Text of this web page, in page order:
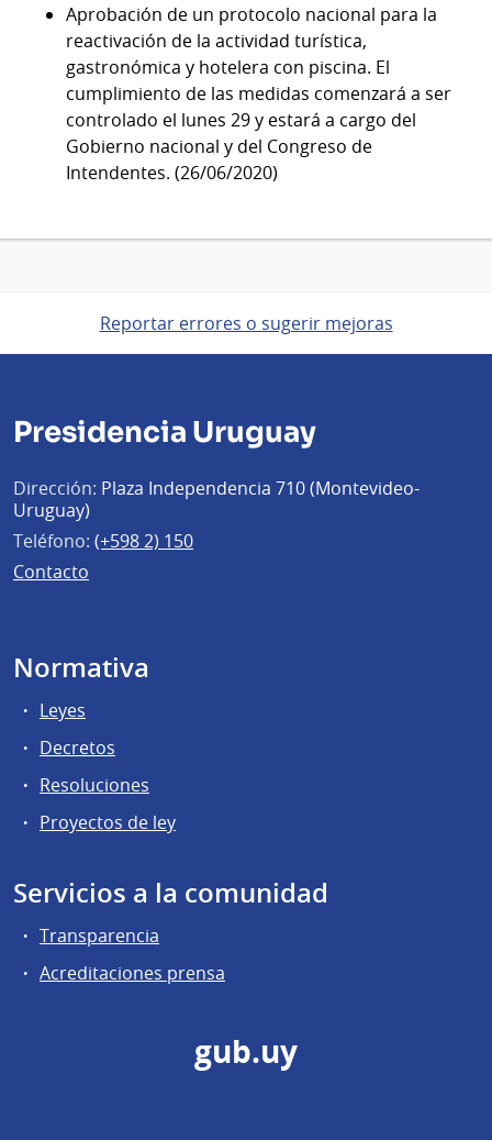
Aprobación de un protocolo nacional para la
reactivación de la actividad turística,
gastronómica y hotelera con piscina. El
cumplimiento de las medidas comenzará a ser
controlado el lunes 29 y estará a cargo del
Gobierno nacional y del Congreso de
Intendentes. (26/06/2020)
Reportar errores o sugerir mejoras
Presidencia Uruguay
Dirección: Plaza Independencia 710 (Montevideo-
Uruguay)
Teléfono: (+598 2) 150
Contacto
Normativa
Leyes
Decretos
Resoluciones
Proyectos de ley
Servicios a la comunidad
Transparencia
Acreditaciones prensa
gub.uy